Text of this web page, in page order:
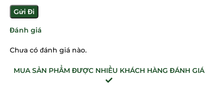
Đánh giá
Chưa có đánh giá nào.
MUA SẢN PHẨM ĐƯỢC NHIỀU KHÁCH HÀNG ĐÁNH GIÁ